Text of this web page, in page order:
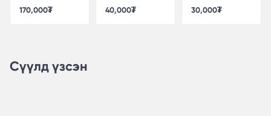
мэдрэгч
170,000₮ 40,000₮
товч
30,000₮
Сүүлд үзсэн